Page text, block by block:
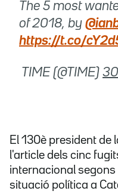
The 5 most
of 2018, by
https://t.co/
 TIME (@TIME)
El 130è president de
l'article dels cinc
internacional
situació política a